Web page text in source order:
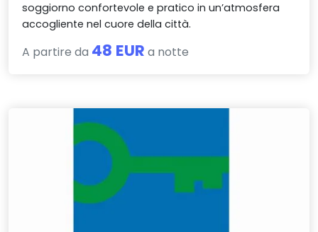
soggiorno confortevole e pratico in un’atmosfera
accogliente nel cuore della città.
A partire da 48 EUR a notte